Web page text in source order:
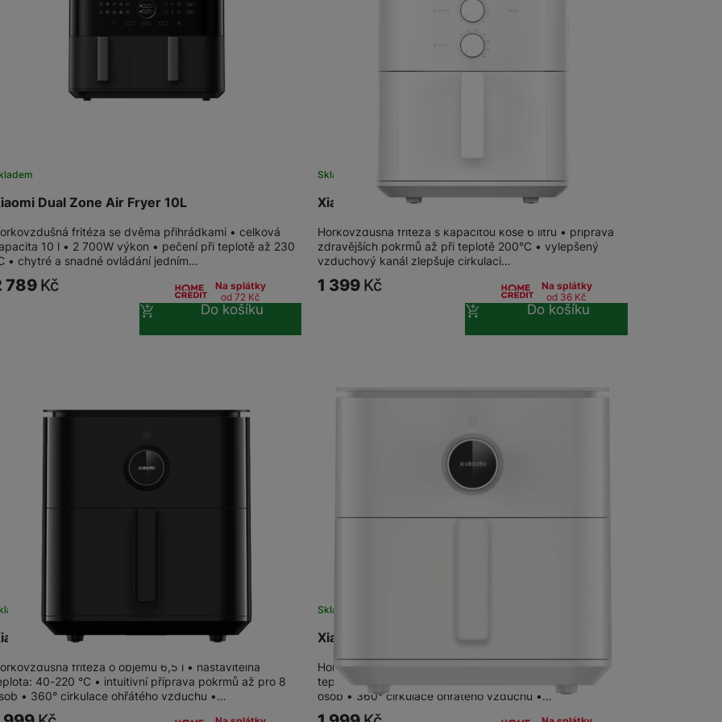
my nebo naši partneři, abychom vám mohli zobrazit vhodné obsahy nebo reklamy jak
Dual Zone Air Fryer 10L
fritéza se dvěma přihrádkami • celková
10 l • 2 700W výkon • pečení při teplotě až 230
• chytré a snadné ovládání jedním…
789 Kč
Na splátky
od 72 Kč
Do košíku
Xiaomi Air Fryer Essential 6L EU
Skladem
Horkovzdušná fritéza s kapacitou koše 6 litrů • připrava
zdravějších pokrmů až při teplotě 200°C • vylepšený
vzduchový kanál zlepšuje cirkulaci…
1 399 Kč
Na splátky
od 36 Kč
Do košíku
Smart Air Fryer 6.5L Black EU
fritéza o objemu 6,5 l • nastavitelná
40-220 °C • intuitivní příprava pokrmů až pro 8
• 360° cirkulace ohřátého vzduchu •…
Xiaomi Smart Air Fryer 6.5L White EU
Skladem
Horkovzdušná fritéza o objemu 6,5 l • nastavitelná
teplota: 40-220 °C • intuitivní příprava pokrmů až pro 8
osob • 360° cirkulace ohřátého vzduchu •…